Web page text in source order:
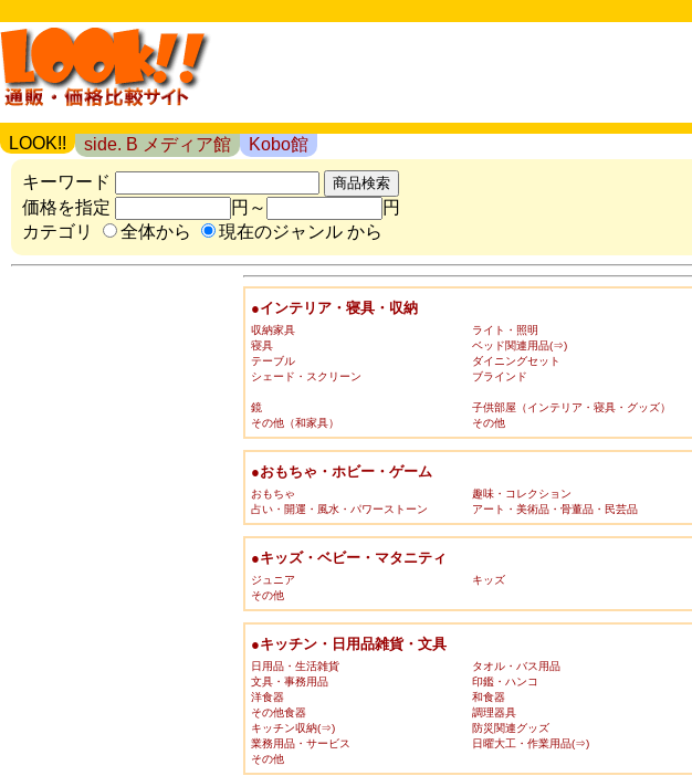
LOOK!! side. B メディア館
Kobo館
キーワード
価格を指定
円～
円
カテゴリ
全体から 現在のジャンル から
●インテリア・寝具・収納
収納家具 ライト・照明
寝具
ベッド関連用品(⇒)
テーブル
ダイニングセット
シェード・スクリーン
ブラインド
鏡
子供部屋（インテリア・寝具・グッズ）
その他（和家具）
その他
●おもちゃ・ホビー・ゲーム
おもちゃ 趣味・コレクション
占い・開運・風水・パワーストーン
アート・美術品・骨董品・民芸品
●キッズ・ベビー・マタニティ
ジュニア キッズ
その他
●キッチン・日用品雑貨・文具
日用品・生活雑貨 タオル・バス用品
文具・事務用品
印鑑・ハンコ
洋食器
和食器
その他食器
調理器具
キッチン収納(⇒)
防災関連グッズ
業務用品・サービス
日曜大工・作業用品(⇒)
その他